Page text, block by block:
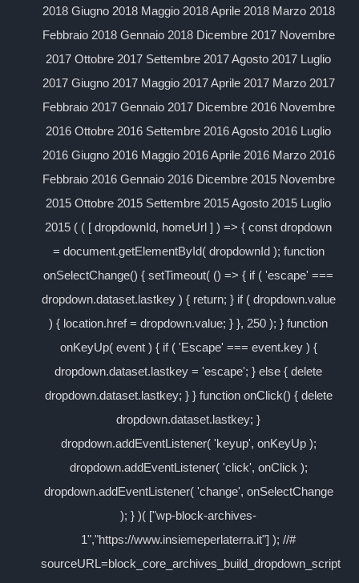
2018 Giugno 2018 Maggio 2018 Aprile 2018 Marzo 2018
Febbraio 2018 Gennaio 2018 Dicembre 2017 Novembre
2017 Ottobre 2017 Settembre 2017 Agosto 2017 Luglio
2017 Giugno 2017 Maggio 2017 Aprile 2017 Marzo 2017
Febbraio 2017 Gennaio 2017 Dicembre 2016 Novembre
2016 Ottobre 2016 Settembre 2016 Agosto 2016 Luglio
2016 Giugno 2016 Maggio 2016 Aprile 2016 Marzo 2016
Febbraio 2016 Gennaio 2016 Dicembre 2015 Novembre
2015 Ottobre 2015 Settembre 2015 Agosto 2015 Luglio
2015 ( ( [ dropdownId, homeUrl ] ) => { const dropdown
= document.getElementById( dropdownId ); function
onSelectChange() { setTimeout( () => { if ( 'escape' ===
dropdown.dataset.lastkey ) { return; } if ( dropdown.value
) { location.href = dropdown.value; } }, 250 ); } function
onKeyUp( event ) { if ( 'Escape' === event.key ) {
dropdown.dataset.lastkey = 'escape'; } else { delete
dropdown.dataset.lastkey; } } function onClick() { delete
dropdown.dataset.lastkey; }
dropdown.addEventListener( 'keyup', onKeyUp );
dropdown.addEventListener( 'click', onClick );
dropdown.addEventListener( 'change', onSelectChange
); } )( ["wp-block-archives-
1","https://www.insiemeperlaterra.it"] ); //#
sourceURL=block_core_archives_build_dropdown_script